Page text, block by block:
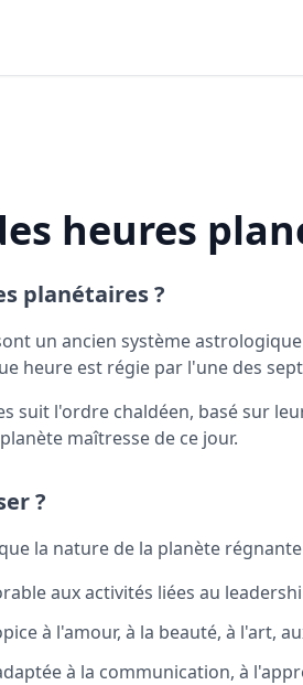
heures
planétaires ?
un ancien système
heure est régie par l'une des
suit l'ordre chaldéen, basé sur
maîtresse de ce jour.
?
la nature de la planète
aux activités liées au
à l'amour, à la beauté, à l'art,
à la communication, à